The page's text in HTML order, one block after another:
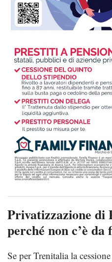
Privatizzazione di
perché non c’è da
Se per Trenitalia la